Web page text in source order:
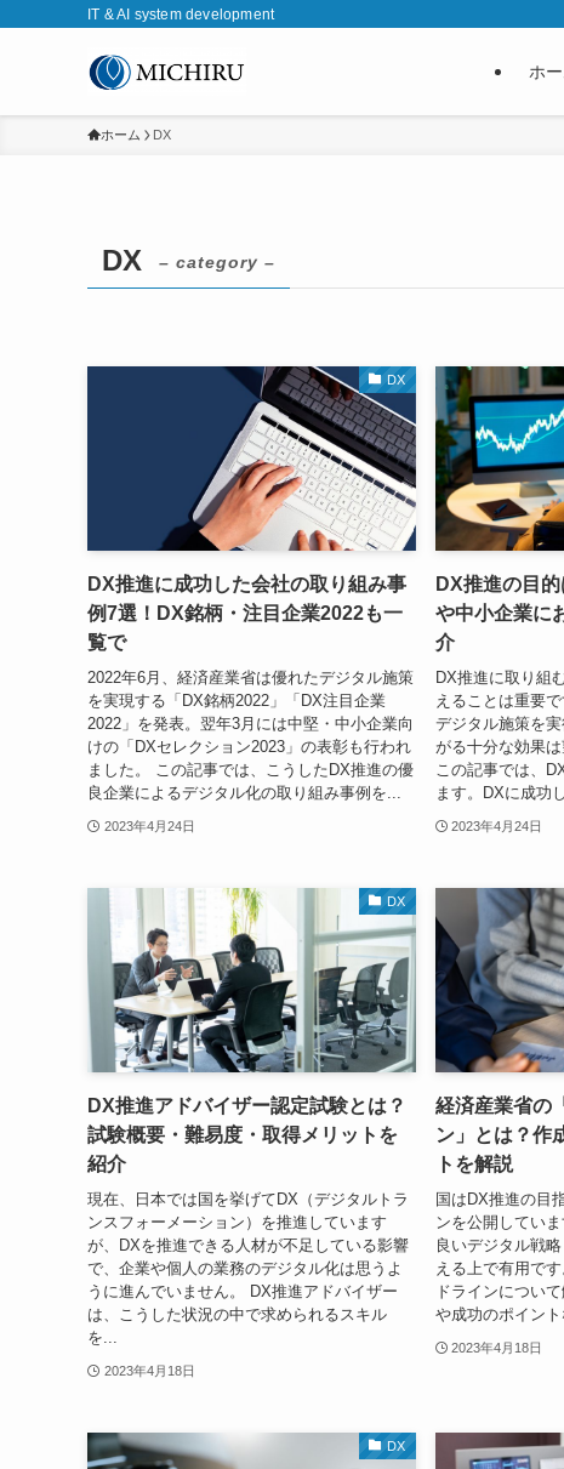
IT & AI system development
ホ
ホーム DX
DX – category –
DX
DX推進に成功した会社の取り組み事
例7選！DX銘柄・注目企業2022も一
覧で
2022年6月、経済産業省は優れたデジタル施策
を実現する「DX銘柄2022」「DX注目企業
2022」を発表。翌年3月には中堅・中小企業向
けの「DXセレクション2023」の表彰も行われ
ました。 この記事では、こうしたDX推進の優
良企業によるデジタル化の取り組み事例を...
2023年4月24日
DX推進の目
や中小企業に
介
DX推進に取り組
えることは重要
デジタル施策を
がる十分な効果は
この記事では、
ます。DXに成功
2023年4月24日
DX
DX推進アドバイザー認定試験とは？
試験概要・難易度・取得メリットを
紹介
現在、日本では国を挙げてDX（デジタルトラ
ンスフォーメーション）を推進しています
が、DXを推進できる人材が不足している影響
で、企業や個人の業務のデジタル化は思うよ
うに進んでいません。 DX推進アドバイザー
は、こうした状況の中で求められるスキル
を...
2023年4月18日
経済産業省の
ン」とは？作
トを解説
国はDX推進の目
ンを公開してい
良いデジタル戦
える上で有用で
ドラインについ
や成功のポイント
2023年4月18日
DX